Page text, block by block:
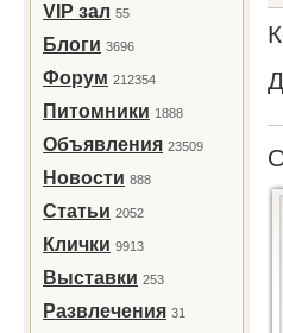
VIP зал 55
Блоги 3696
Форум 212354
Питомники 1888
Объявления 23509
Новости 888
Статьи 2052
Клички 9913
Выставки 253
Развлечения 31